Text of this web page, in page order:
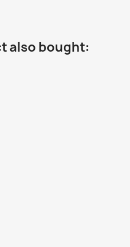
also bought: